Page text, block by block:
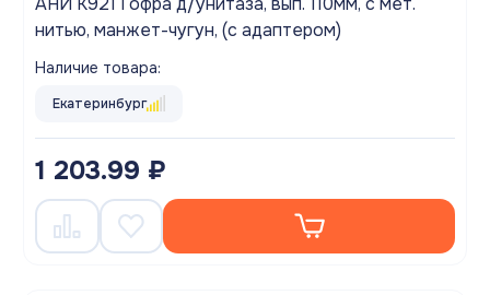
нитью, манжет-чугун, (с адаптером)
Наличие товара:
Екатеринбург
1 203.99 ₽